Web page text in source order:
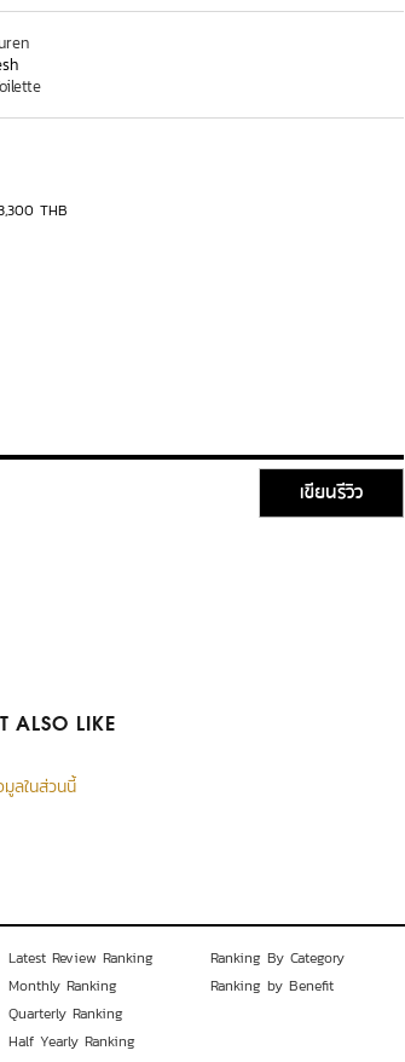
THB
เขียนรีวิว
ALSO LIKE
ลในส่วนนี้
Latest Review Ranking
Monthly Ranking
Quarterly Ranking
Half Yearly Ranking
Ranking By Category
Ranking by Benefit